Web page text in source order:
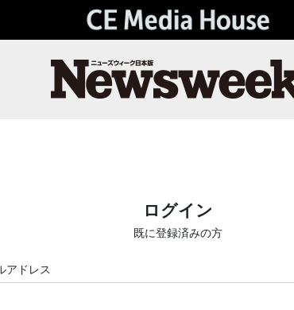
ログイン
既に登録済みの方
アドレス